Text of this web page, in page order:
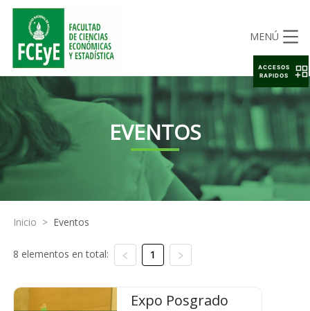
MENÚ
EVENTOS
Inicio > Eventos
8 elementos en total: 1
Expo Posgrado
ACCESOS
RAPIDOS